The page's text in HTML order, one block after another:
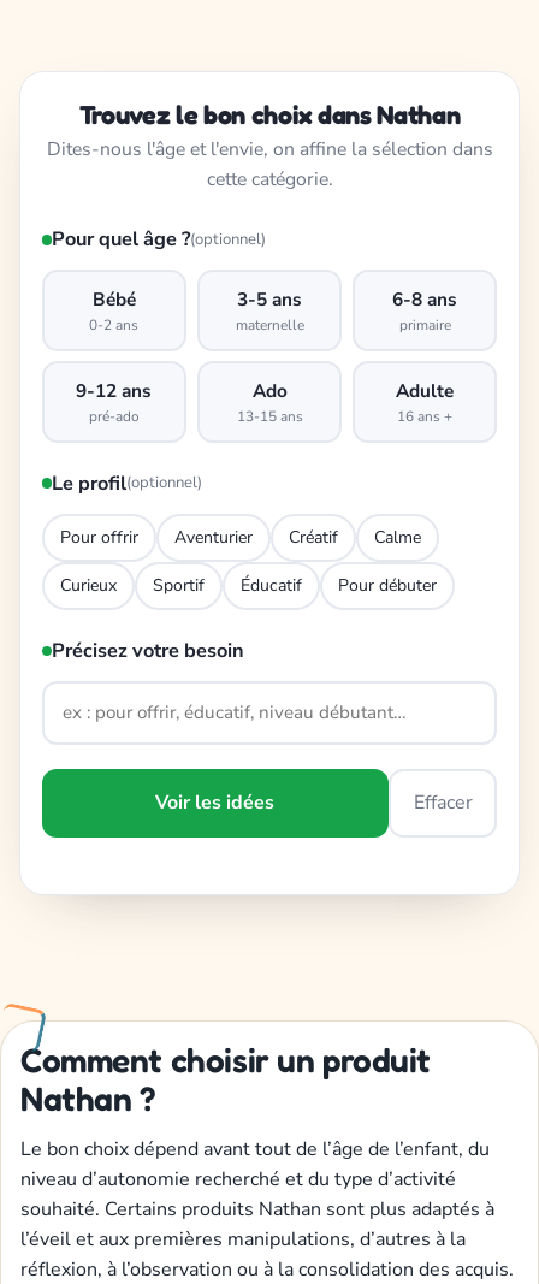
Trouvez le bon choix dans Nathan
Dites-nous l'âge et l'envie, on affine la sélection dans
cette catégorie.
Pour quel âge ?(optionnel)
Bébé
0-2 ans
3-5 ans
maternelle
6-8 ans
primaire
9-12 ans
pré-ado
Ado
13-15 ans
Adulte
16 ans +
Le profil(optionnel)
Pour offrir Aventurier Créatif Calme
Curieux Sportif Éducatif Pour débuter
Précisez votre besoin
Voir les idées Effacer
Comment choisir un produit
Nathan ?
Le bon choix dépend avant tout de l’âge de l’enfant, du
niveau d’autonomie recherché et du type d’activité
souhaité. Certains produits Nathan sont plus adaptés à
l’éveil et aux premières manipulations, d’autres à la
réflexion, à l’observation ou à la consolidation des acquis.